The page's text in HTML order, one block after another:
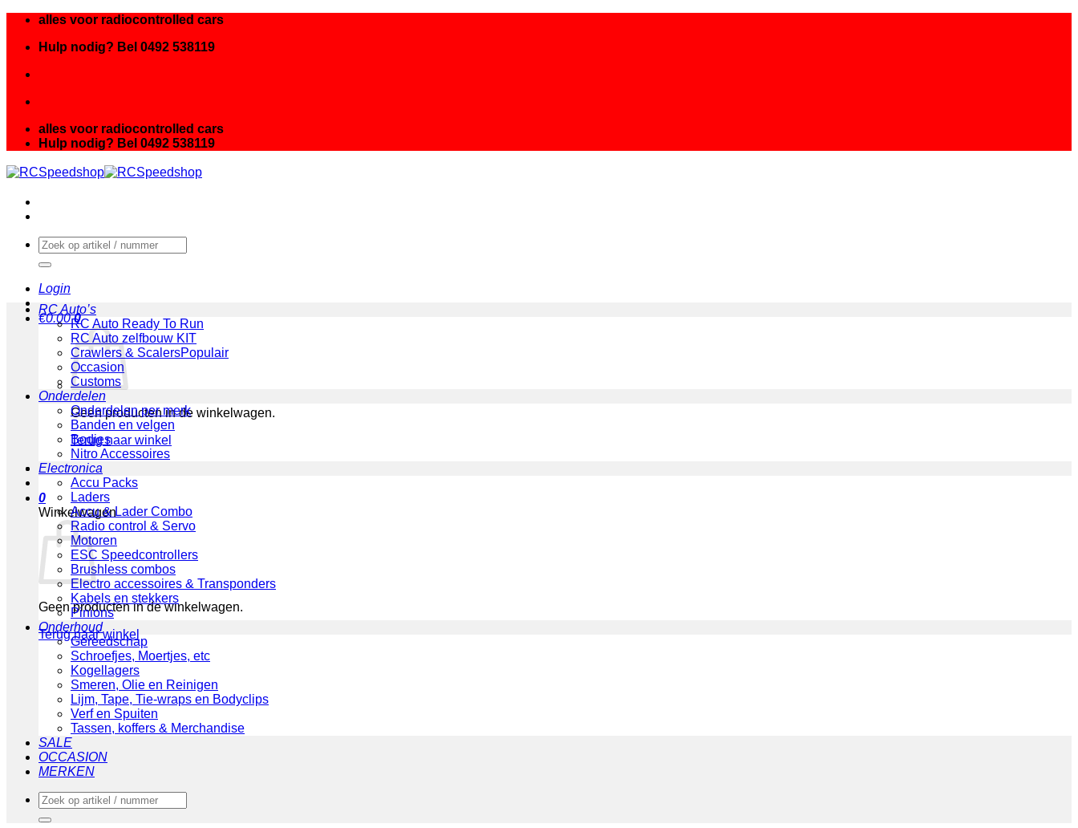
inhoud
alles voor radiocontrolled cars
Hulp nodig? Bel 0492 538119
alles voor radiocontrolled cars
Hulp nodig? Bel 0492 538119
Zoeken
naar:
Login
€0.00 0
Geen producten in de winkelwagen.
Terug naar winkel
0
Winkelwagen
Geen producten in de winkelwagen.
Terug naar winkel
RC Auto’s
RC Auto Ready To Run
RC Auto zelfbouw KIT
Crawlers & Scalers
Occasion
Customs
Onderdelen
Onderdelen per merk
Banden en velgen
Bodies
Nitro Accessoires
Electronica
Accu Packs
Laders
Accu & Lader Combo
Radio control & Servo
Motoren
ESC Speedcontrollers
Brushless combos
Electro accessoires & Transponders
Kabels en stekkers
Pinions
Onderhoud
Gereedschap
Schroefjes, Moertjes, etc
Kogellagers
Smeren, Olie en Reinigen
Lijm, Tape, Tie-wraps en Bodyclips
Verf en Spuiten
Tassen, koffers & Merchandise
SALE
OCCASION
MERKEN
Zoeken
naar: